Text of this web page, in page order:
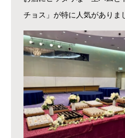
チョス」が特に人気がありま